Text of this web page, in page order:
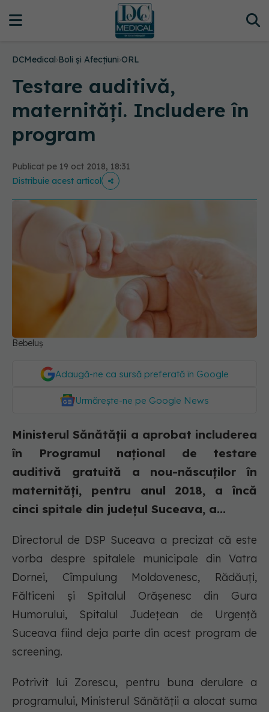
DCMedical›Boli și Afecțiuni›ORL
Testare auditivă,
maternități. Includere în
program
Publicat pe 19 oct 2018, 18:31
Distribuie acest articol
Bebeluș
Adaugă-ne ca sursă preferată în Google
Urmărește-ne pe Google News
Ministerul Sănătăţii a aprobat includerea
în Programul naţional de testare
auditivă gratuită a nou-născuţilor în
maternităţi, pentru anul 2018, a încă
cinci spitale din judeţul Suceava, a...
Directorul de DSP Suceava a precizat că este
vorba despre spitalele municipale din Vatra
Dornei, Cîmpulung Moldovenesc, Rădăuţi,
Fălticeni şi Spitalul Orăşenesc din Gura
Humorului, Spitalul Judeţean de Urgenţă
Suceava fiind deja parte din acest program de
screening.
Potrivit lui Zorescu, pentru buna derulare a
programului, Ministerul Sănătăţii a alocat suma